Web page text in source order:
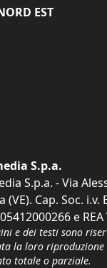
EST
S.p.a.
S.p.a. - Via
(VE). Cap. Soc. i.v.
e
e dei testi sono
la loro riproduzione
totale o parziale.